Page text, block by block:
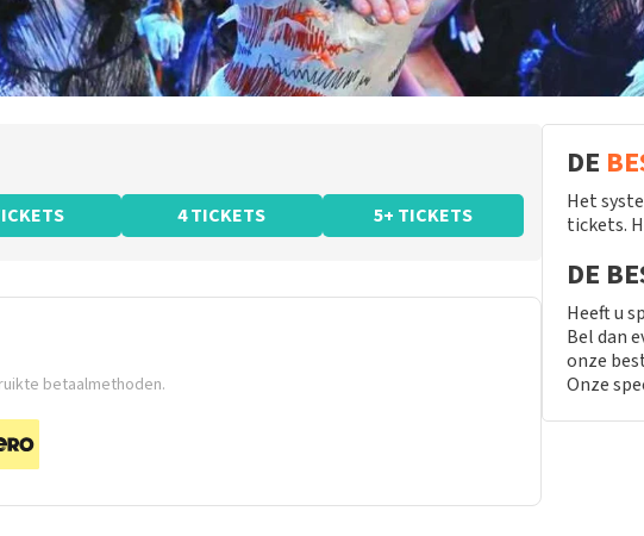
4 TICKETS 5+ TICKETS
betaalmethoden.
DE
Het
tickets.
DE
Heeft u
Bel dan
onze
Onze